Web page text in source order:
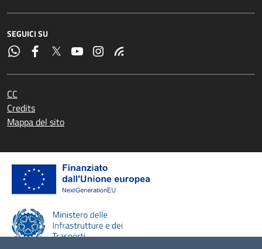
SEGUICI SU
CC
Credits
Mappa del sito